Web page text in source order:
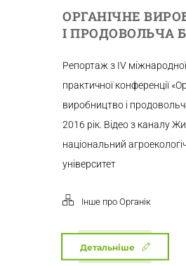
ОРГАНІЧНЕ
І ПРОДОВОЛЬЧА
Репортаж з IV
практичної конференції
виробництво і
2016 рік. Відео з каналу
національний
університет
Інше про Органік
Детальніше